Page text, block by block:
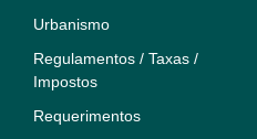
Urbanismo
Regulamentos / Taxas /
Impostos
Requerimentos